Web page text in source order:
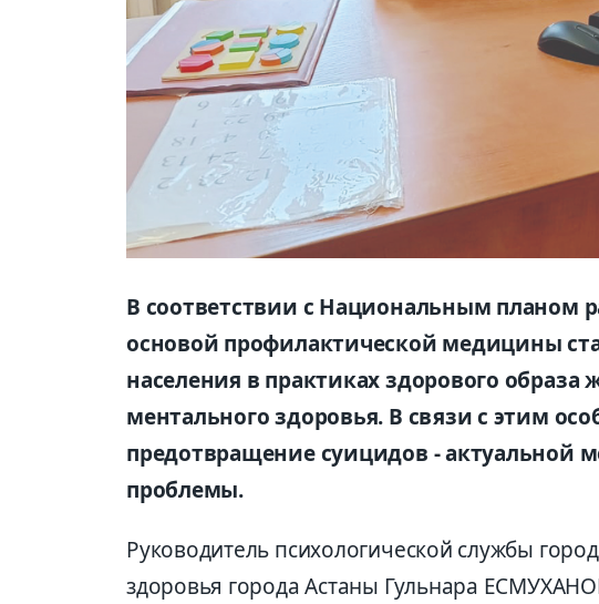
В соответствии с Национальным планом
основой профилактической медицины
населения в практиках здорового образа
ментального здоровья. В связи с этим
предотвращение суицидов - актуальной
проблемы.
Руководитель психологической службы
здоровья города Астаны Гульнара